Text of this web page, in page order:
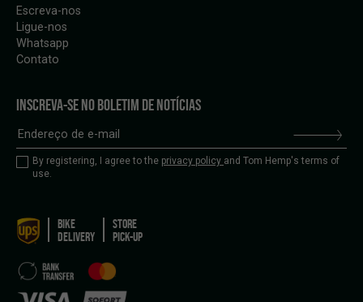
Escreva-nos
Ligue-nos
Whatsapp
Contato
INSCREVA-SE NO BOLETIM DE NOTÍCIAS
By registering, I agree to the privacy policy and Tom Hemp's terms of
use.
BIKE
DELIVERY
STORE
PICK-UP